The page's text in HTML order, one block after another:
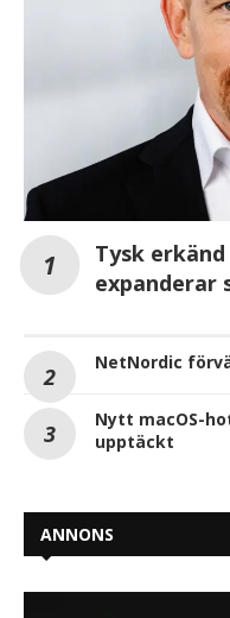
Tysk
expanderar
NetNordic
Nytt macOS-
upptäckt
ANNONS